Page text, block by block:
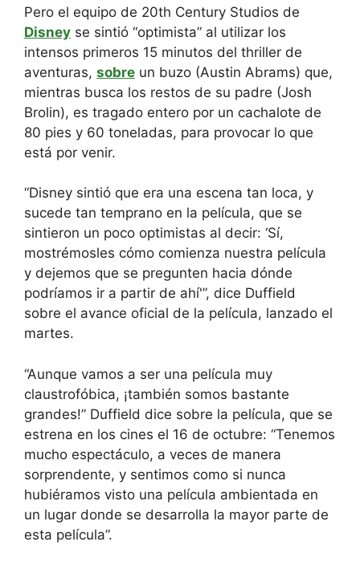
Pero el equipo de 20th Century Studios de
Disney se sintió “optimista” al utilizar los
intensos primeros 15 minutos del thriller de
aventuras, sobre un buzo (Austin Abrams) que,
mientras busca los restos de su padre (Josh
Brolin), es tragado entero por un cachalote de
80 pies y 60 toneladas, para provocar lo que
está por venir.
“Disney sintió que era una escena tan loca, y
sucede tan temprano en la película, que se
sintieron un poco optimistas al decir: ‘Sí,
mostrémosles cómo comienza nuestra película
y dejemos que se pregunten hacia dónde
podríamos ir a partir de ahí'”, dice Duffield
sobre el avance oficial de la película, lanzado el
martes.
“Aunque vamos a ser una película muy
claustrofóbica, ¡también somos bastante
grandes!” Duffield dice sobre la película, que se
estrena en los cines el 16 de octubre: “Tenemos
mucho espectáculo, a veces de manera
sorprendente, y sentimos como si nunca
hubiéramos visto una película ambientada en
un lugar donde se desarrolla la mayor parte de
esta película”.